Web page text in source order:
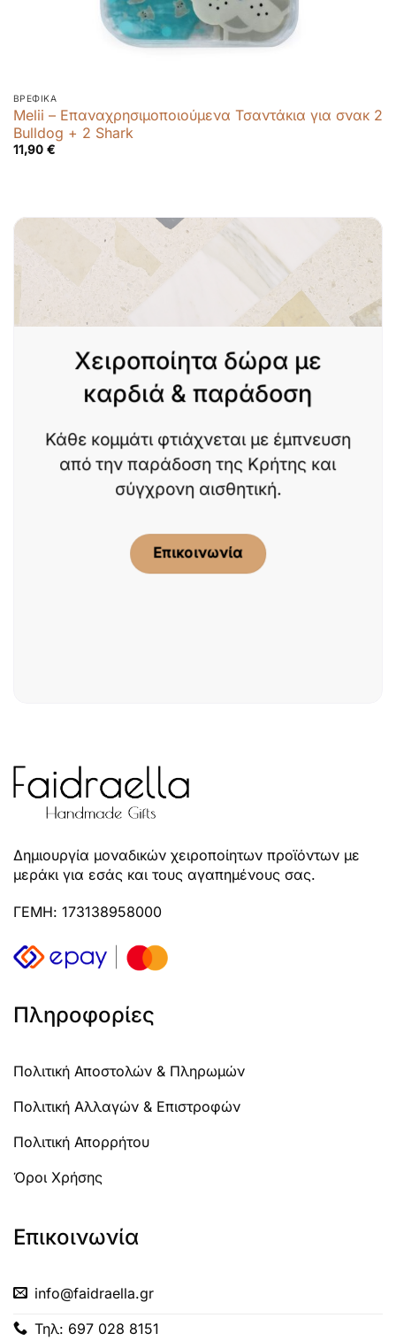
ΒΡΕΦΙΚΆ
Melii – Επαναχρησιμοποιούμενα Τσαντάκια για σνακ 2
Bulldog + 2 Shark
11,90 €
Χειροποίητα δώρα με
καρδιά & παράδοση
Κάθε κομμάτι φτιάχνεται με έμπνευση
από την παράδοση της Κρήτης και
σύγχρονη αισθητική.
Επικοινωνία
Δημιουργία μοναδικών χειροποίητων προϊόντων με
μεράκι για εσάς και τους αγαπημένους σας.
ΓΕΜΗ: 173138958000
Πληροφορίες
Πολιτική Αποστολών & Πληρωμών
Πολιτική Αλλαγών & Επιστροφών
Πολιτική Απορρήτου
Όροι Χρήσης
Επικοινωνία
info@faidraella.gr
Τηλ: 697 028 8151